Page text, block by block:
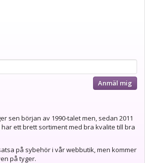
Anmäl mig
sen början av 1990-talet men, sedan 2011
ett brett sortiment med bra kvalite till bra
på sybehör i vår webbutik, men kommer
på tyger.